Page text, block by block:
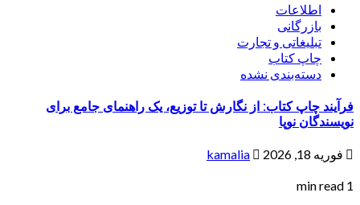
اطلاعات
بازرگانی
تبلیغاتی و تجارت
چاپ کتاب
دسته‌بندی نشده
فرآیند چاپ کتاب: از نگارش تا توزیع، یک راهنمای جامع برای
نویسندگان نوپا
فوریه 18, 2026 kamalia
1 min read